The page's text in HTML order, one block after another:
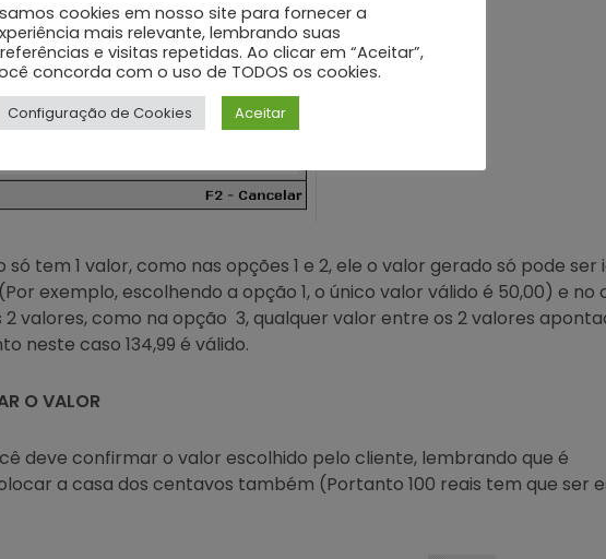
só tem 1 valor, como nas opções 1 e 2, ele o valor gerado só pode ser
exemplo, escolhendo a opção 1, o único valor válido é 50,00) e no
valores, como na opção 3, qualquer valor entre os 2 valores
neste caso 134,99 é válido.
O VALOR
deve confirmar o valor escolhido pelo cliente, lembrando que é
a casa dos centavos também (Portanto 100 reais tem que ser
cookies em nosso site para fornecer a
mais relevante, lembrando suas
e visitas repetidas. Ao clicar em “Aceitar”,
concorda com o uso de TODOS os cookies.
Configuração de Cookies Aceitar